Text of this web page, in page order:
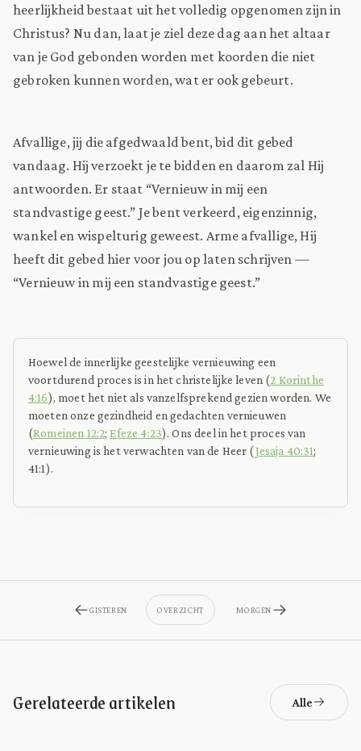
heerlijkheid bestaat uit het volledig opgenomen zijn in
Christus? Nu dan, laat je ziel deze dag aan het altaar
van je God gebonden worden met koorden die niet
gebroken kunnen worden, wat er ook gebeurt.
Afvallige, jij die afgedwaald bent, bid dit gebed
vandaag. Hij verzoekt je te bidden en daarom zal Hij
antwoorden. Er staat “Vernieuw in mij een
standvastige geest.” Je bent verkeerd, eigenzinnig,
wankel en wispelturig geweest. Arme afvallige, Hij
heeft dit gebed hier voor jou op laten schrijven —
“Vernieuw in mij een standvastige geest.”
Hoewel de innerlijke geestelijke vernieuwing een
voortdurend proces is in het christelijke leven (2 Korinthe
4:16), moet het niet als vanzelfsprekend gezien worden. We
moeten onze gezindheid en gedachten vernieuwen
(Romeinen 12:2; Efeze 4:23). Ons deel in het proces van
vernieuwing is het verwachten van de Heer (Jesaja 40:31;
41:1).
GISTEREN OVERZICHT MORGEN
Gerelateerde artikelen Alle